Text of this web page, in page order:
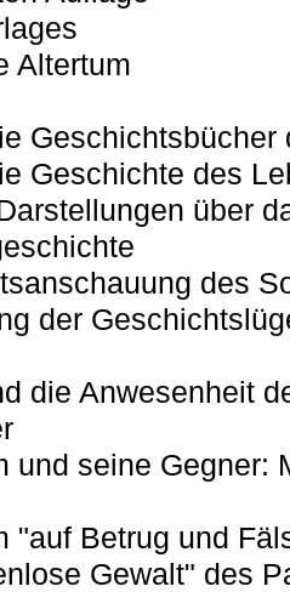
Altertum
Geschichtsbücher
Geschichte des
über
des
der
die Anwesenheit
und seine Gegner:
"auf Betrug und
Gewalt" des